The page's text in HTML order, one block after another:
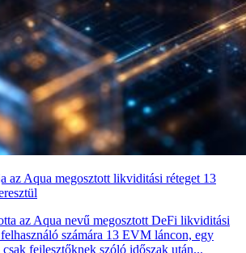
az Aqua megosztott likviditási réteget 13
az Aqua nevű megosztott DeFi likviditási
számára 13 EVM láncon, egy
fejlesztőknek szóló időszak után...